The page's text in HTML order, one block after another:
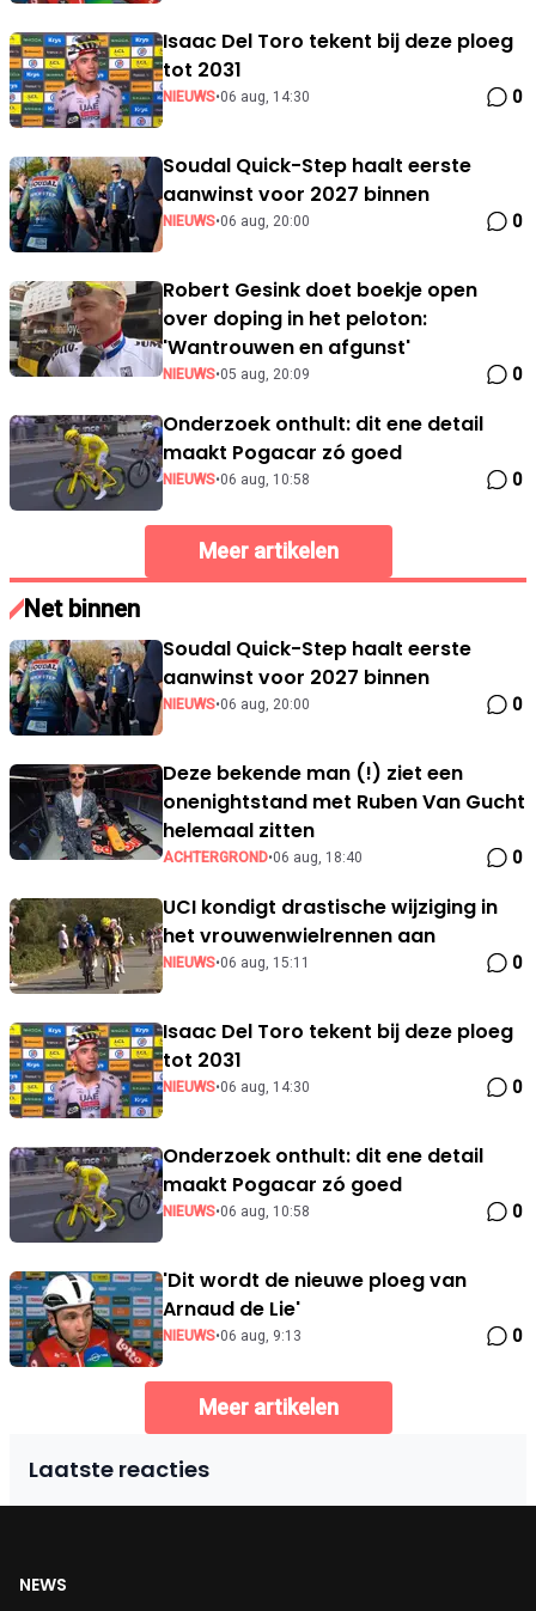
Isaac Del Toro tekent bij deze ploeg
tot 2031
NIEUWS•06 aug, 14:30 0
Soudal Quick-Step haalt eerste
aanwinst voor 2027 binnen
NIEUWS•06 aug, 20:00 0
Robert Gesink doet boekje open
over doping in het peloton:
'Wantrouwen en afgunst'
NIEUWS•05 aug, 20:09 0
Onderzoek onthult: dit ene detail
maakt Pogacar zó goed
NIEUWS•06 aug, 10:58 0
Meer artikelen
Net binnen
Soudal Quick-Step haalt eerste
aanwinst voor 2027 binnen
NIEUWS•06 aug, 20:00 0
Deze bekende man (!) ziet een
onenightstand met Ruben Van Gucht
helemaal zitten
ACHTERGROND•06 aug, 18:40 0
UCI kondigt drastische wijziging in
het vrouwenwielrennen aan
NIEUWS•06 aug, 15:11 0
Isaac Del Toro tekent bij deze ploeg
tot 2031
NIEUWS•06 aug, 14:30 0
Onderzoek onthult: dit ene detail
maakt Pogacar zó goed
NIEUWS•06 aug, 10:58 0
'Dit wordt de nieuwe ploeg van
Arnaud de Lie'
NIEUWS•06 aug, 9:13 0
Meer artikelen
Laatste reacties
NEWS